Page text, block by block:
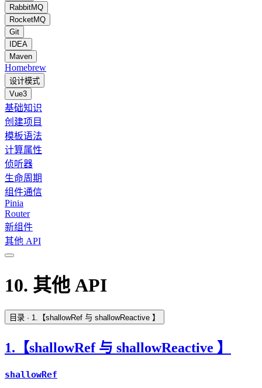
RabbitMQ
RocketMQ
Git
IDEA
Maven
Homebrew
设计模式
Vue3
基础知识
创建项目
模板语法
计算属性
侦听器
生命周期
组件通信
Pinia
Router
新组件
其他 API
10. 其他 API
目录 · 1.【shallowRef 与 shallowReactive 】
1.【shallowRef 与 shallowReactive 】
shallowRef